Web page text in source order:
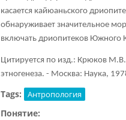
касается кайюаньского
обнаруживает значительное
включать дриопитеков Южного
Цитируется по изд.: Крюков
этногенеза. - Москва: Наука,
Tags: Антропология
Понятие: